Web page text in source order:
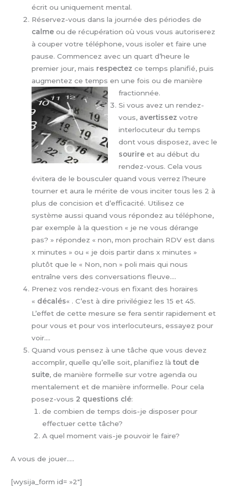
écrit ou uniquement mental.
Réservez-vous dans la journée des périodes de
calme ou de récupération où vous vous autoriserez
à couper votre téléphone, vous isoler et faire une
pause. Commencez avec un quart d’heure le
premier jour, mais respectez ce temps planifié, puis
augmentez ce temps en une fois ou de manière
fractionnée.
Si vous avez un rendez-
vous, avertissez votre
interlocuteur du temps
dont vous disposez, avec le
sourireet au début du
rendez-vous. Cela vous
évitera de le bousculer quand vous verrez l’heure
tourner et aura le mérite de vous inciter tous les 2 à
plus de concision et d’efficacité. Utilisez ce
système aussi quand vous répondez au téléphone,
par exemple à la question « je ne vous dérange
pas? » répondez « non, mon prochain RDV est dans
x minutes » ou « je dois partir dans x minutes »
plutôt que le « Non, non » poli mais qui nous
entraîne vers des conversations fleuve….
Prenez vos rendez-vous en fixant des horaires
« décalés« . C’est à dire privilégiez les 15 et 45.
L’effet de cette mesure se fera sentir rapidement et
pour vous et pour vos interlocuteurs, essayez pour
voir….
Quand vous pensez à une tâche que vous devez
accomplir, quelle qu’elle soit, planifiez là tout de
suite, de manière formelle sur votre agenda ou
mentalement et de manière informelle. Pour cela
posez-vous 2 questions clé:
de combien de temps dois-je disposer pour
effectuer cette tâche?
A quel moment vais-je pouvoir le faire?
A vous de jouer…..
[wysija_form id= »2″]